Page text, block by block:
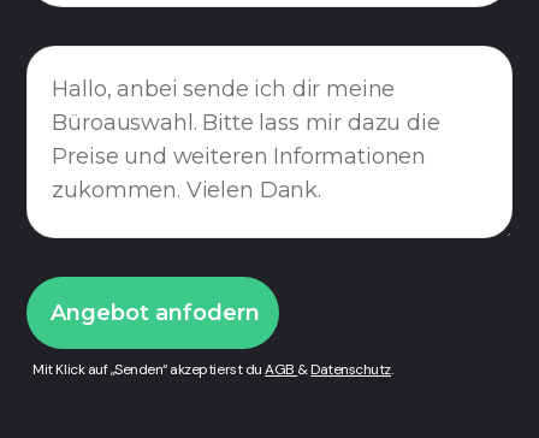
Mit Klick auf „Senden“ akzeptierst duAGB &Datenschutz.